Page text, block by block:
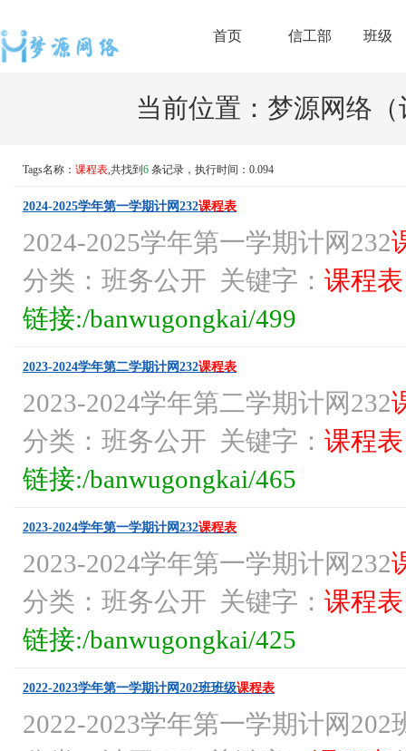
首页 信工部 班级
当前位置： 梦源网络（
Tags名称： 课程表,共找到 6 条记录，执行时间：0.094
2024-2025学年第一学期计网232课程表
2024-2025学年第一学期计网232
分类：班务公开 关键字： 课程表
链接:/banwugongkai/499
2023-2024学年第二学期计网232课程表
2023-2024学年第二学期计网232
分类：班务公开 关键字： 课程表
链接:/banwugongkai/465
2023-2024学年第一学期计网232课程表
2023-2024学年第一学期计网232
分类：班务公开 关键字： 课程表
链接:/banwugongkai/425
2022-2023学年第一学期计网202班班级课程表
2022-2023学年第一学期计网202